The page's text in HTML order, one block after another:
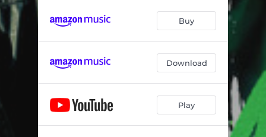
Buy
Download
Play